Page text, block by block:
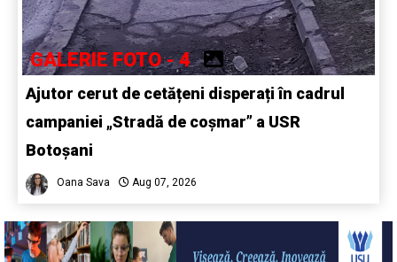
GALERIE FOTO - 4
Ajutor cerut de cetățeni disperați în cadrul
campaniei „Stradă de coșmar” a USR
Botoșani
Oana Sava Aug 07, 2026